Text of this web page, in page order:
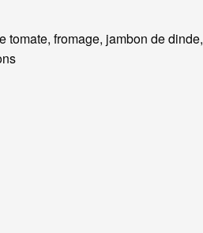
tomate, fromage, jambon de dinde,